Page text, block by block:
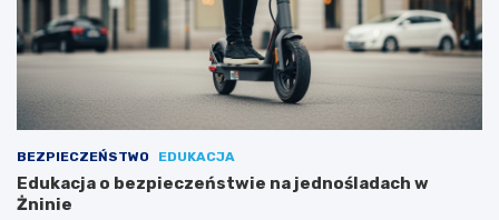
BEZPIECZEŃSTWO EDUKACJA
Edukacja o bezpieczeństwie na jednośladach w
Żninie